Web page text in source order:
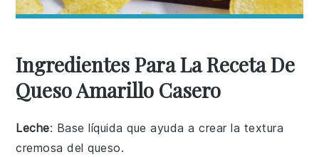
Ingredientes Para La Receta De
Queso Amarillo Casero
Leche: Base líquida que ayuda a crear la textura
cremosa del queso.